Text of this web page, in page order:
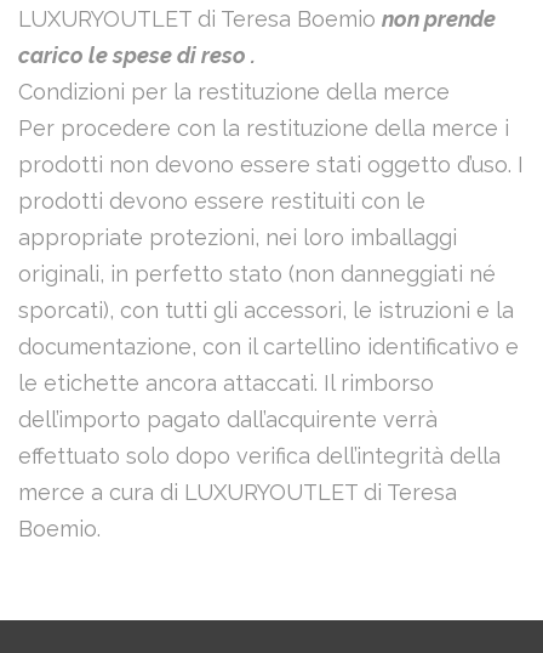
LUXURYOUTLET di Teresa Boemio non prende
carico le spese di reso .
Condizioni per la restituzione della merce
Per procedere con la restituzione della merce i
prodotti non devono essere stati oggetto d’uso. I
prodotti devono essere restituiti con le
appropriate protezioni, nei loro imballaggi
originali, in perfetto stato (non danneggiati né
sporcati), con tutti gli accessori, le istruzioni e la
documentazione, con il cartellino identificativo e
le etichette ancora attaccati. Il rimborso
dell’importo pagato dall’acquirente verrà
effettuato solo dopo verifica dell’integrità della
merce a cura di LUXURYOUTLET di Teresa
Boemio.